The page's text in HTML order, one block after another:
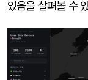
있음을 살펴볼 수